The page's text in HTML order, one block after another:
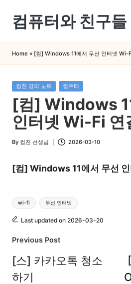
Skip
content
컴퓨터와 친구들
퓨
터
스
마
트
폰
을
게
우
는
곳
Home » [컴] Windows 11에서 무선 인터넷 Wi-
Posted
in
컴친 강의 노트 컴퓨터
[컴] Windows
인터넷 Wi-Fi 연
Posted
By 컴친 선생님 2026-03-10
[컴] Windows 11에서 무선
Tags:
wi-fi 무선 인터넷
Last updated on 2026-03-20
Post
navigation
Previous Post
[스] 카카오톡 청소
하기